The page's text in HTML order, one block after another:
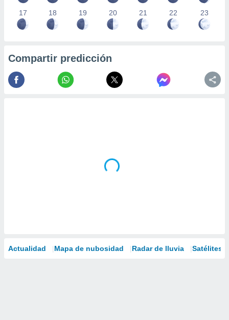
17 18 19 20 21 22 23
Compartir predicción
Actualidad Mapa de nubosidad Radar de lluvia Satélites